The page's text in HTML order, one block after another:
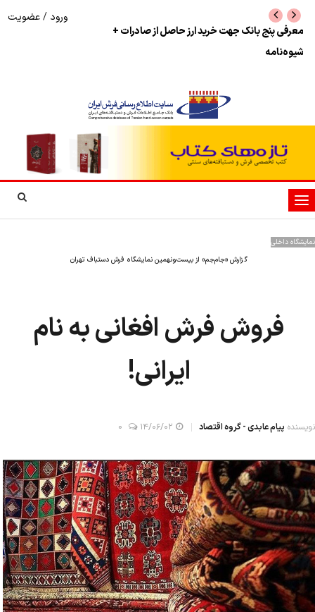
نرخ بازگشت ارز حاصل از صادرات + تکمیلی
ورود /عضویت
تغییر
وضعیت
نمایشگاه داخلی
گزارش «جام‌جم» از بیست‌ونهمین نمایشگاه فرش دستباف تهران
فروش فرش افغانی به نام
ایرانی!
نویسنده پیام عابدی - گروه اقتصاد ۱۴/۰۶/۰۲ 0